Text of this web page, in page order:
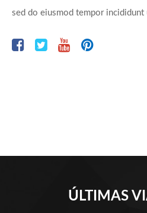
sed do eiusmod tempor incididunt
ÚLTIMAS